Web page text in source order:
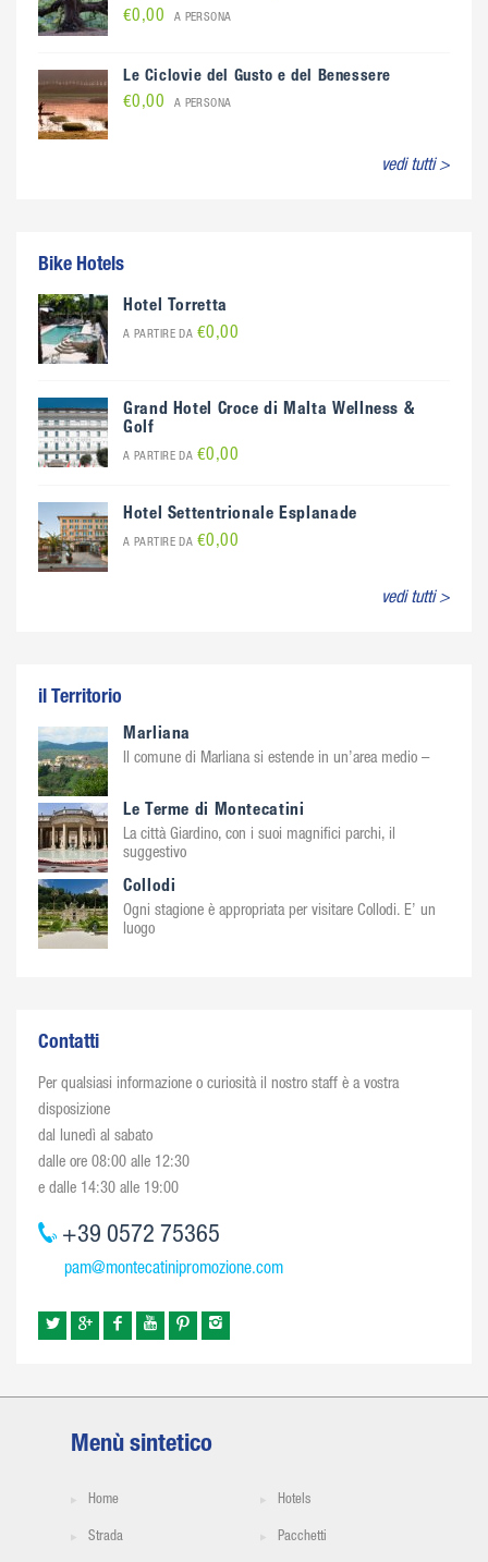
€0,00 A PERSONA
Le Ciclovie del Gusto e del Benessere
€0,00 A PERSONA
vedi tutti >
Bike Hotels
Hotel Torretta
A PARTIRE DA €0,00
Grand Hotel Croce di Malta Wellness &
Golf
A PARTIRE DA €0,00
Hotel Settentrionale Esplanade
A PARTIRE DA €0,00
vedi tutti >
il Territorio
Marliana
Il comune di Marliana si estende in un’area medio –
Le Terme di Montecatini
La città Giardino, con i suoi magnifici parchi, il
suggestivo
Collodi
Ogni stagione è appropriata per visitare Collodi. E’ un
luogo
Contatti
Per qualsiasi informazione o curiosità il nostro staff è a vostra
disposizione
dal lunedì al sabato
dalle ore 08:00 alle 12:30
e dalle 14:30 alle 19:00
+39 0572 75365
pam@montecatinipromozione.com
Menù sintetico
Home Hotels
Strada Pacchetti